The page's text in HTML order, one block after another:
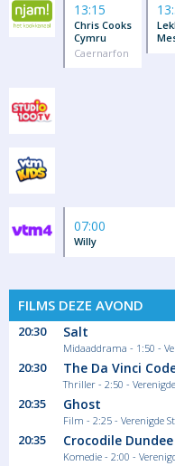
13:15
Chris Cooks
Cymru
Caernarfon
07:00
Willy
FILMS DEZE AVOND
20:30 Salt
Midaaddrama - 1:50 -
20:30 The Da Vinci
Thriller - 2:50 -
20:35 Ghost
Film - 2:25 - Verenigde
20:35 Crocodile Dundee
Komedie - 2:00 -